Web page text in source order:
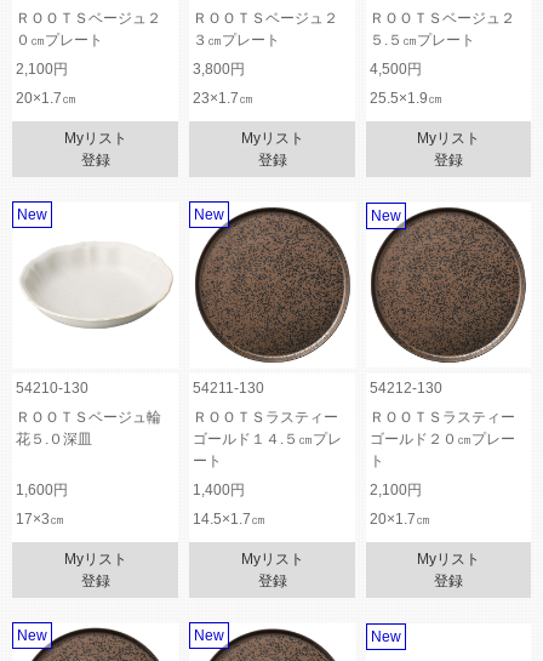
ＲＯＯＴＳベージュ２
０㎝プレート
ＲＯＯＴＳベージュ２
３㎝プレート
ＲＯＯＴＳベージュ２
５.５㎝プレート
2,100円
3,800円
4,500円
20×1.7㎝
23×1.7㎝ 25.5×1.9㎝
Myリスト
登録
Myリスト
登録
Myリスト
登録
New New New
54210-130 54211-130
54212-130
ＲＯＯＴＳベージュ輪
花５.０深皿
ＲＯＯＴＳラスティー
ゴールド１４.５㎝プレ
ート
ＲＯＯＴＳラスティー
ゴールド２０㎝プレー
ト
1,600円
1,400円
2,100円
17×3㎝
14.5×1.7㎝ 20×1.7㎝
Myリスト
登録
Myリスト
登録
Myリスト
登録
New New New